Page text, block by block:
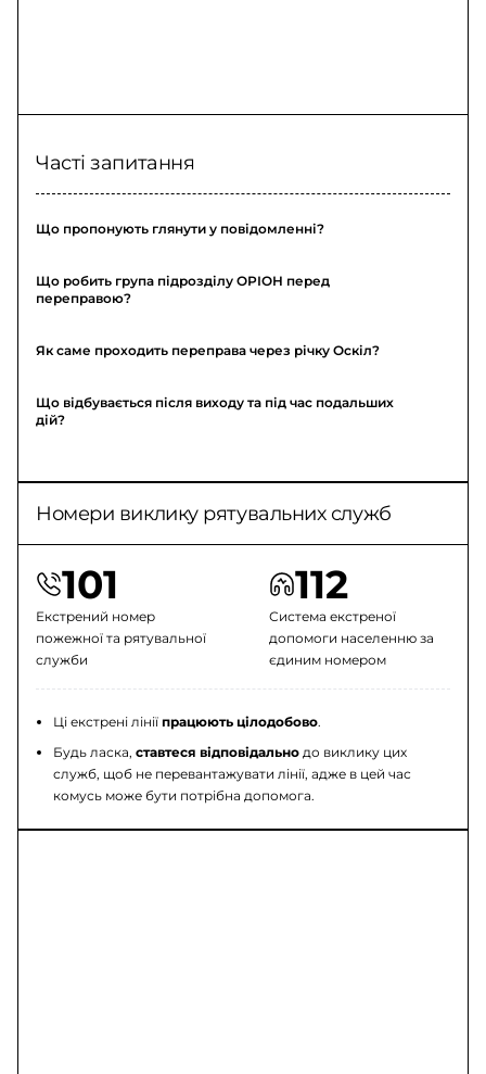
Часті запитання
Що пропонують глянути у повідомленні?
Що робить група підрозділу ОРІОН перед
переправою?
Як саме проходить переправа через річку Оскіл?
Що відбувається після виходу та під час подальших
дій?
Номери виклику рятувальних служб
101
Екстрений номер
пожежної та рятувальної
служби
112
Система екстреної
допомоги населенню за
єдиним номером
Ці екстрені лініїпрацюють цілодобово.
Будь ласка,ставтеся відповідально до виклику цих
служб, щоб не перевантажувати лінії, адже в цей час
комусь може бути потрібна допомога.